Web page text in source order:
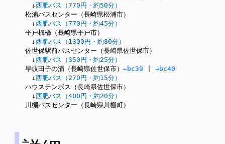
↓西肥バス（770円・約50分）
松浦バスセンター（長崎県松浦市）
↓西肥バス（770円・約45分）
平戸桟橋（長崎県平戸市）
↓西肥バス（1300円・約80分）
佐世保駅前バスセンター（長崎県佐世保市）
↓西肥バス（350円・約25分）
早岐田子の浦（長崎県佐世保市） ←bc39
→bc40
↓西肥バス（270円・約15分）
ハウステンボス（長崎県佐世保市）
↓西肥バス（400円・約20分）